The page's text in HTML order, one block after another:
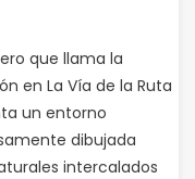
que llama la
en La Vía de la Ruta
un entorno
dibujada
intercalados